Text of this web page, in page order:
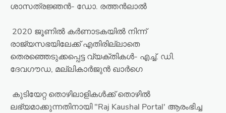
ശാസത്രജ്ഞൻ- ഡോ. രത്തൻലാൽ
2020 ജൂണിൽ കർണാടകയിൽ നിന്ന്
രാജ്യസഭയിലേക്ക് എതിരില്ലാതെ
തെരഞ്ഞെടുക്കപ്പെട്ട വ്യക്തികൾ- എച്ച്. ഡി.
ദേവഗൗഡ, മല്ലികാർജുൻ ഖാർഗെ
കുടിയേറ്റ തൊഴിലാളികൾക്ക് തൊഴിൽ
ലഭ്യമാക്കുന്നതിനായി "Raj Kaushal Portal' ആരംഭിച്ച